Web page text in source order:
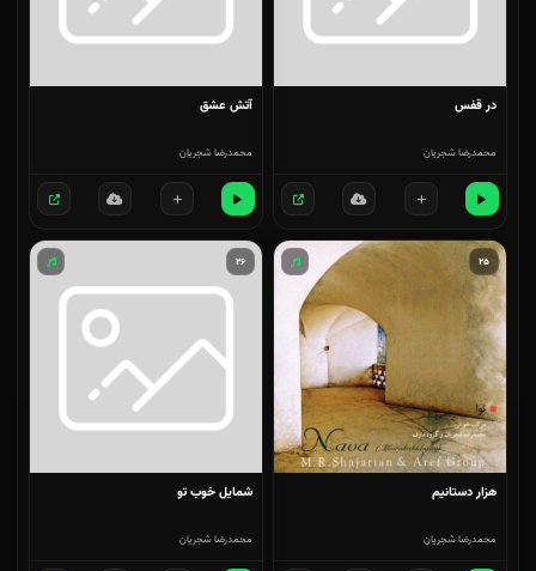
در قفس
محمدرضا شجریان
آتش عشق
محمدرضا شجریان
۲۵
هزار دستانیم
محمدرضا شجریان
۲۶
شمایل خوب تو
محمدرضا شجریان